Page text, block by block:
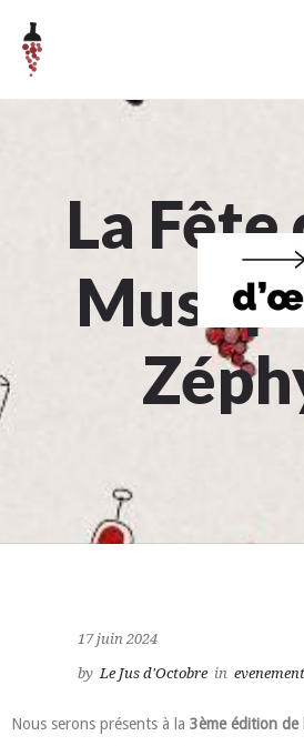
La Fête
17 juin 2024
by Le Jus d'Octobre in evenement
Nous serons présents à la 3ème édition de